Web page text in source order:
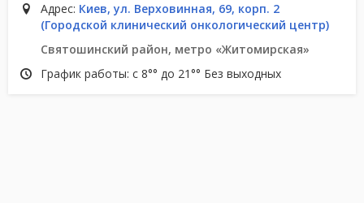
Адрес: Киев, ул. Верховинная, 69, корп. 2
(Городской клинический онкологический центр)
Святошинский район, метро «Житомирская»
График работы: с 8°° до 21°° Без выходных